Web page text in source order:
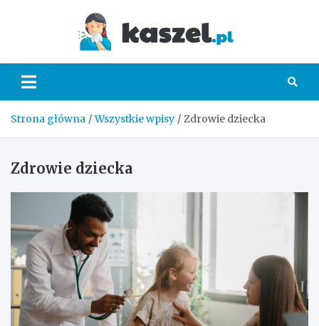
Strona główna Wszystkie wpisy Zdrowie dziecka
Zdrowie dziecka